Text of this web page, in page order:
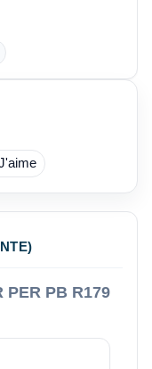
PER PB R179